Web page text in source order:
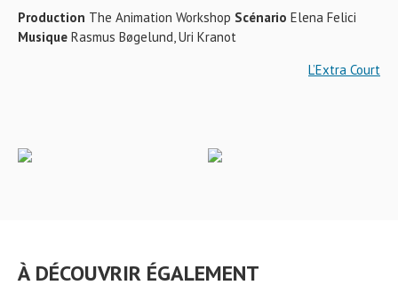
Production The Animation Workshop Scénario Elena Felici
Musique Rasmus Bøgelund, Uri Kranot
L’Extra Court
À DÉCOUVRIR ÉGALEMENT